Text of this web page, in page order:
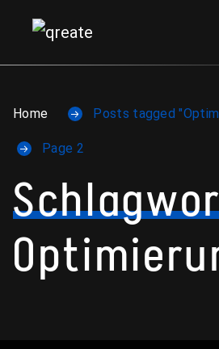
Home Posts tagged
Page 2